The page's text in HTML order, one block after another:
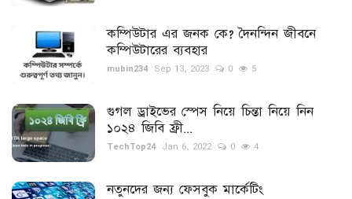
খেলা
টিপস
স্পন্সরড টিউন
নিউজ ফিড
কম্পিউটার এর জনক কে? দৈনন্দিন জীবনে
কম্পিউটারের ব্যবহার
mubin234 Sep 13, 2023 0 5
গুগল ড্রাইভের স্পেস নিয়ে চিন্তা নিয়ে নিন
১০২৪ জিবি ফ্রী...
TechTop24 Jan 6, 2022 0 4
নতুনদের জন্য ফেসবুক মার্কেটিং